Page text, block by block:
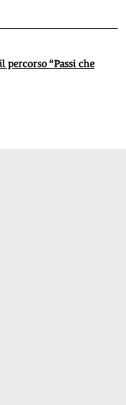
“Passi che